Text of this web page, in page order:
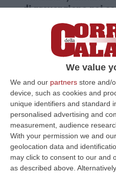
We value
We and our partners store and/
device, such as cookies and
unique identifiers and standard
personalised advertising and
measurement, audience
With your permission we and
geolocation data and
may click to consent to our and
as described above.
di prevenzione nei
Lo ha deciso la Corte
accolto il ricorso del
Turboli è imputato nel
Serpente”
Pubblicato il: 26/08/22 –